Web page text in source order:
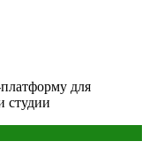
для
студии